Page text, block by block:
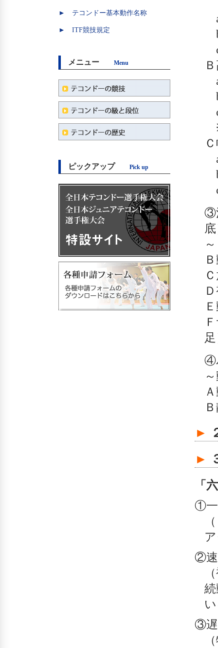
► テコンドー基本動作名称
► ITF競技規定
メニュー Menu
ピックアップ Pick up
③
④
►
►
「
①一
②速
③遅